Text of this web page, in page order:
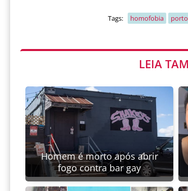
Tags: homofobia
LEIA
Homem é morto após abrir
fogo contra bar gay